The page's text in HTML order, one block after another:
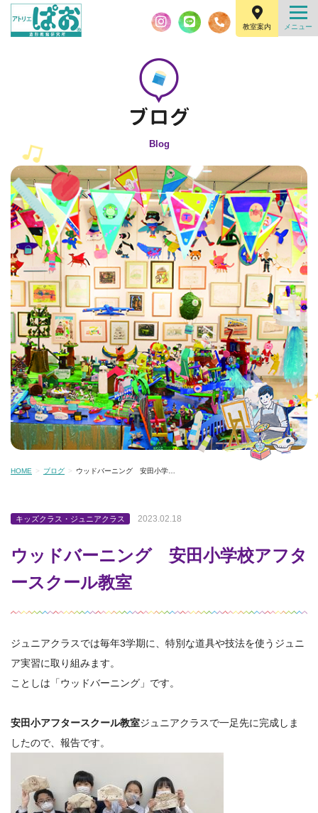
教室案内
Blog
HOME ブログ ウッドバーニング 安田小学…
キッズクラス・ジュニアクラス 2023.02.18
ウッドバーニング 安田小学校アフタ
ースクール教室
ジュニアクラスでは毎年3学期に、特別な道具や技法を使うジュニ
ア実習に取り組みます。
ことしは「ウッドバーニング」です。
安田小アフタースクール教室ジュニアクラスで一足先に完成しま
したので、報告です。